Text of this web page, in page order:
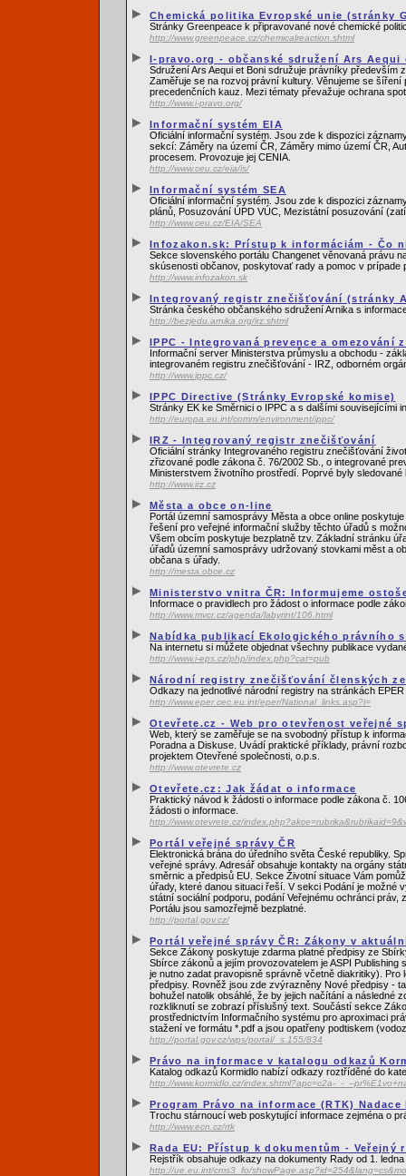
Chemická politika Evropské unie (stránky
Stránky Greenpeace k připravované nové chemické
http://www.greenpeace.cz/chemicalreaction.shtml
I-pravo.org - občanské sdružení Ars Aequi
Sdružení Ars Aequi et Boni sdružuje právníky
Zaměřuje se na rozvoj právní kultury. Věnujeme se
precedenčních kauz. Mezi tématy převažuje ochrana
http://www.i-pravo.org/
Informační systém EIA
Oficiální informační systém. Jsou zde k dispozici
sekcí: Záměry na území ČR, Záměry mimo území ČR,
procesem. Provozuje jej CENIA.
http://www.ceu.cz/eia/is/
Informační systém SEA
Oficiální informační systém. Jsou zde k dispozici
plánů, Posuzování ÚPD VÚC, Mezistátní posuzování
http://www.ceu.cz/EIA/SEA
Infozakon.sk: Prístup k informáciám - Čo
Sekce slovenského portálu Changenet věnovaná právu
skúsenosti občanov, poskytovať rady a pomoc v prípade
http://www.infozakon.sk
Integrovaný registr znečišťování (stránky
Stránka českého občanského sdružení Arnika s
http://bezjedu.arnika.org/irz.shtml
IPPC - Integrovaná prevence a
Informační server Ministerstva průmyslu a obchodu -
integrovaném registru znečišťování - IRZ, odborném
http://www.ippc.cz/
IPPC Directive (Stránky Evropské komise)
Stránky EK ke Směrnici o IPPC a s dalšími souvisejícími
http://europa.eu.int/comm/environment/ippc/
IRZ - Integrovaný registr znečišťování
Oficiální stránky Integrovaného registru znečišťování
zřizované podle zákona č. 76/2002 Sb., o integrované
Ministerstvem životního prostředí. Poprvé byly
http://www.irz.cz
Města a obce on-line
Portál územní samosprávy Města a obce online
řešení pro veřejné informační služby těchto úřadů s
Všem obcím poskytuje bezplatně tzv. Základní stránku
úřadů územní samosprávy udržovaný stovkami měst a
občana s úřady.
http://mesta.obce.cz
Ministerstvo vnitra ČR: Informujeme
Informace o pravidlech pro žádost o informace podle
http://www.mvcr.cz/agenda/labyrint/106.html
Nabídka publikací Ekologického právního
Na internetu si můžete objednat všechny publikace
http://www.i-eps.cz/php/index.php?cat=pub
Národní registry znečišťování členských
Odkazy na jednotlivé národní registry na stránkách
http://www.eper.cec.eu.int/eper/National_links.asp?i=
Otevřete.cz - Web pro otevřenost veřejné
Web, který se zaměřuje se na svobodný přístup k
Poradna a Diskuse. Uvádí praktické příklady, právní
projektem Otevřené společnosti, o.p.s.
http://www.otevrete.cz
Otevřete.cz: Jak žádat o informace
Praktický návod k žádosti o informace podle zákona č.
žádosti o informace.
http://www.otevrete.cz/
Portál veřejné správy ČR
Elektronická brána do úředního světa České republiky.
veřejné správy. Adresář obsahuje kontakty na orgány
směrnic a předpisů EU. Sekce Životní situace Vám
úřady, které danou situaci řeší. V sekci Podání je možné
státní sociální podporu, podání Veřejnému ochránci
Portálu jsou samozřejmě bezplatné.
http://portal.gov.cz/
Portál veřejné správy ČR: Zákony v
Sekce Zákony poskytuje zdarma platné předpisy ze
Sbírce zákonů a jejím provozovatelem je ASPI
je nutno zadat pravopisně správně včetně diakritiky).
předpisy. Rovněž jsou zde zvýrazněny Nové předpisy -
bohužel natolik obsáhlé, že by jejich načítání a následné
rozkliknutí se zobrazí příslušný text. Součástí sekce
prostřednictvím Informačního systému pro aproximaci
stažení ve formátu *.pdf a jsou opatřeny podtiskem
http://portal.gov.cz/wps/portal/_s.155/834
Právo na informace v katalogu odkazů
Katalog odkazů Kormidlo nabízí odkazy roztříděné do
http://www.kormidlo.cz/index.shtml?apc=c2a-_-_--
Program Právo na informace (RTK)
Trochu stárnoucí web poskytující informace zejména o
http://www.ecn.cz/rtk
Rada EU: Přístup k dokumentům - Veřejný
Rejstřík obsahuje odkazy na dokumenty Rady od 1.
http://ue.eu.int/cms3_fo/